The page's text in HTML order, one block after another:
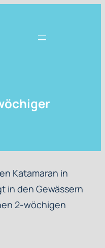
Katamaran in
in den Gewässern
2-wöchigen